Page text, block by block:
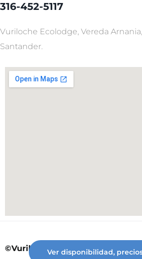
Ver disponibilidad,
316-452-5117
Vuriloche Ecolodge, Vereda
Santander.
©Vuriloche desde 2023